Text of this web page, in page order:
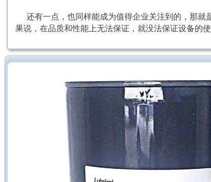
还有一点，也同样能成为值得企业关注到的，那
果说，在品质和性能上无法保证，就没法保证设备的